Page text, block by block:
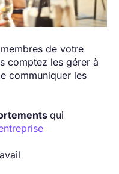
de votre
comptez les gérer à
communiquer les
qui